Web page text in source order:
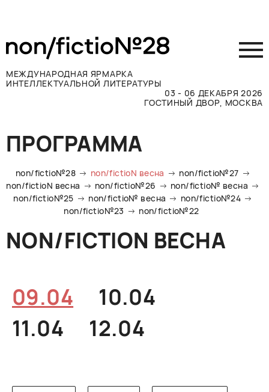
МЕЖДУНАРОДНАЯ ЯРМАРКА
ИНТЕЛЛЕКТУАЛЬНОЙ ЛИТЕРАТУРЫ
03 - 06 ДЕКАБРЯ 2026
ГОСТИНЫЙ ДВОР, МОСКВА
Принять участие
Участникам
Посетителям
Программа
Прессе
Контакты
ПРОГРАММА
non/fictio№28 non/fictioN весна
non/fictio№27
non/fictioN весна
non/fictio№26
non/fictio№ весна
non/fictio№25
non/fictio№ весна
non/fictio№24
non/fictio№23
non/fictio№22
NON/FICTION ВЕСНА
09.04
10.04
11.04
12.04